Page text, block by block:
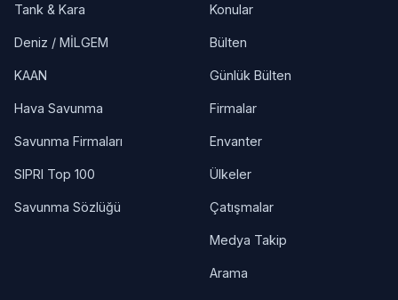
Tank & Kara
Deniz / MİLGEM
KAAN
Hava Savunma
Savunma Firmaları
SIPRI Top 100
Savunma Sözlüğü
Konular
Bülten
Günlük Bülten
Firmalar
Envanter
Ülkeler
Çatışmalar
Medya Takip
Arama